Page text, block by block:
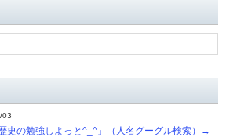
03
史の勉強しよっと^_^」（人名グーグル検索）→